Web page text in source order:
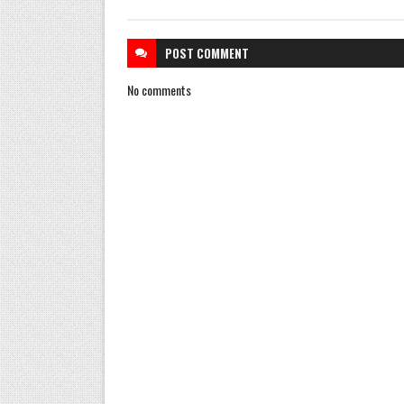
POST COMMENT
No comments